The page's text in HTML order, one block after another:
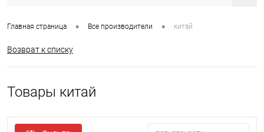
Главная страница • Все производители • китай
Возврат к списку
Товары китай